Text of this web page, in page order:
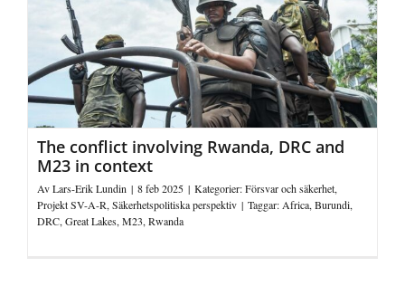
The conflict involving Rwanda, DRC and
M23 in context
AvLars-Erik Lundin | 8 feb 2025 | Kategorier:Försvar och säkerhet,
Projekt SV-A-R, Säkerhetspolitiska perspektiv | Taggar: Africa, Burundi,
DRC, Great Lakes, M23, Rwanda